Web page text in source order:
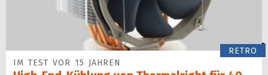
RETRO
IM TEST VOR 15 JAHREN